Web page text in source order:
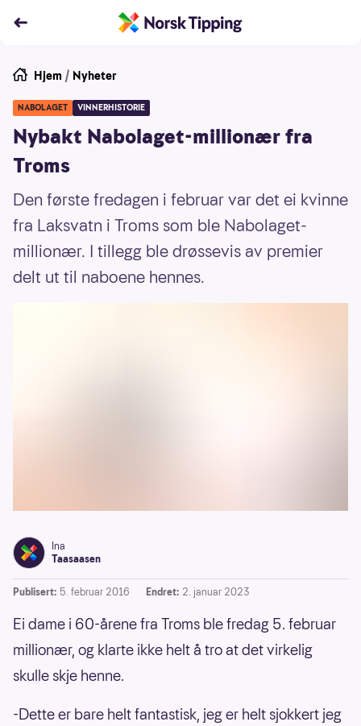
Hjem / Nyheter
NABOLAGET VINNERHISTORIE
Nybakt Nabolaget-millionær fra
Troms
Den første fredagen i februar var det ei kvinne
fra Laksvatn i Troms som ble Nabolaget-
millionær. I tillegg ble drøssevis av premier
delt ut til naboene hennes.
Ina
Taasaasen
Publisert: 5. februar 2016 Endret: 2. januar 2023
Ei dame i 60-årene fra Troms ble fredag 5. februar
millionær, og klarte ikke helt å tro at det virkelig
skulle skje henne.
-Dette er bare helt fantastisk, jeg er helt sjokkert jeg